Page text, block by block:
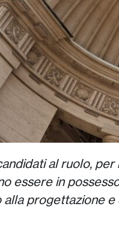
al ruolo,
essere in
progettazione